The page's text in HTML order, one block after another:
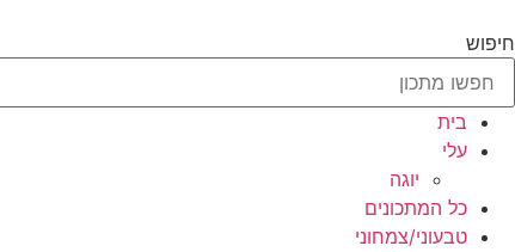
לתוכן
חיפוש
בית
עלי
יוגה
כל המתכונים
טבעוני/צמחוני